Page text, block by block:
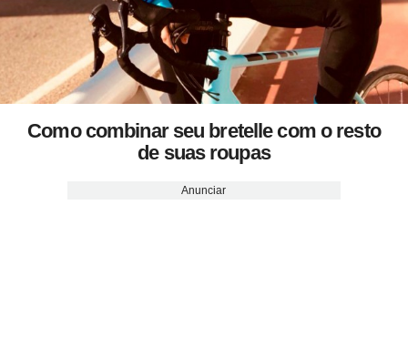
Como combinar seu bretelle com o resto
de suas roupas
Anunciar